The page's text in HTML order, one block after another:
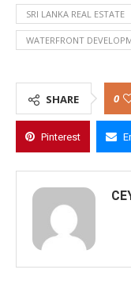
SRI LANKA REAL ESTATE
WATERFRONT
SHARE 0
Pinterest